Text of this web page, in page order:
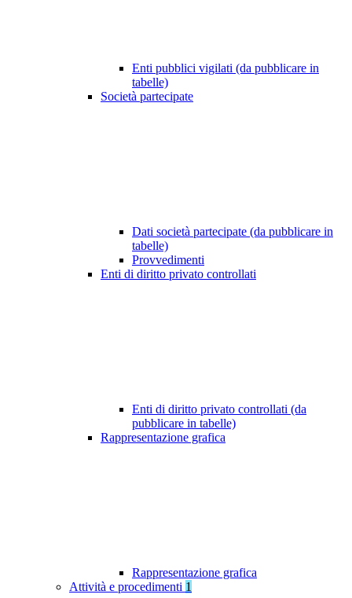
Enti pubblici vigilati (da pubblicare in
tabelle)
Società partecipate
Dati società partecipate (da pubblicare in
tabelle)
Provvedimenti
Enti di diritto privato controllati
Enti di diritto privato controllati (da
pubblicare in tabelle)
Rappresentazione grafica
Rappresentazione grafica
Attività e procedimenti 1